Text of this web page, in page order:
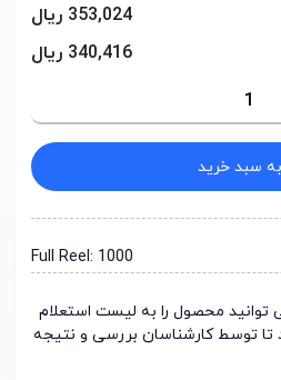
353,024 ریال
340,416 ریال
سبد خرید
Full Reel: 1000
محصول را به لیست استعلام
تا توسط کارشناسان بررسی و نتیجه